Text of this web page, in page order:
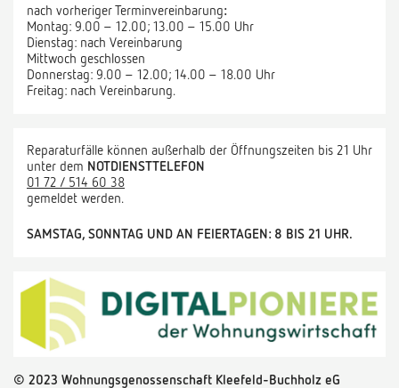
nach vorheriger Terminvereinbarung:
Montag: 9.00 – 12.00; 13.00 – 15.00 Uhr
Dienstag: nach Vereinbarung
Mittwoch geschlossen
Donnerstag: 9.00 – 12.00; 14.00 – 18.00 Uhr
Freitag: nach Vereinbarung.
Reparaturfälle können außerhalb der Öffnungszeiten bis 21 Uhr
unter dem NOTDIENSTTELEFON
01 72 / 514 60 38
gemeldet werden.
SAMSTAG, SONNTAG UND AN FEIERTAGEN: 8 BIS 21 UHR.
© 2023 Wohnungsgenossenschaft Kleefeld-Buchholz eG